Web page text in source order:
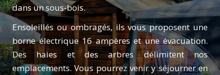
dans un sous-bois.
Ensoleillés ou ombragés, ils vous proposent une
borne électrique 16 ampères et une évacuation.
Des haies et des arbres délimitent nos
emplacements. Vous pourrez venir y séjourner en